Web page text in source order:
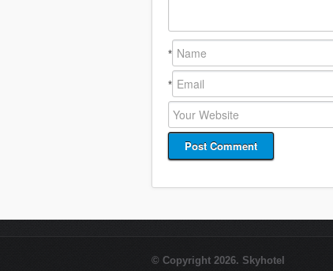
*
*
© Copyright 2026. Skyhotel